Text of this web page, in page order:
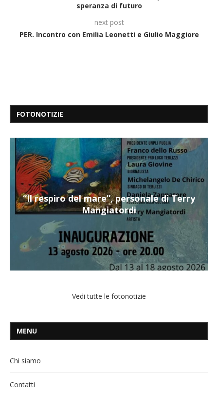
speranza di futuro
next post
PER. Incontro con Emilia Leonetti e Giulio Maggiore
FOTONOTIZIE
“Il respiro del mare”, personale di Terry
Mangiatordi
Vedi tutte le fotonotizie
MENU
Chi siamo
Contatti